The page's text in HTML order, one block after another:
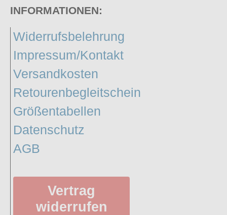
INFORMATIONEN:
Widerrufsbelehrung
Impressum/Kontakt
Versandkosten
Retourenbegleitschein
Größentabellen
Datenschutz
AGB
Vertrag
widerrufen